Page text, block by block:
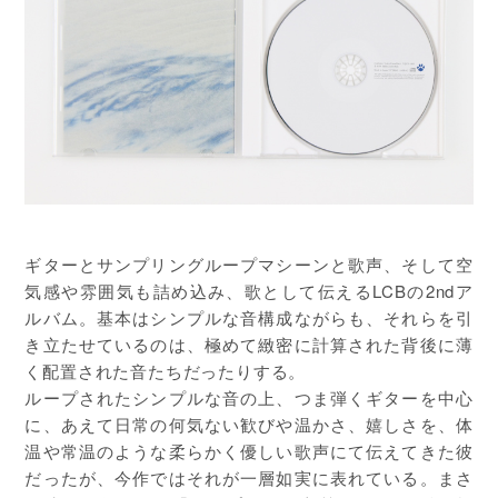
ギターとサンプリングループマシーンと歌声、そして空
気感や雰囲気も詰め込み、歌として伝えるLCBの2ndア
ルバム。基本はシンプルな音構成ながらも、それらを引
き立たせているのは、極めて緻密に計算された背後に薄
く配置された音たちだったりする。
ループされたシンプルな音の上、つま弾くギターを中心
に、あえて日常の何気ない歓びや温かさ、嬉しさを、体
温や常温のような柔らかく優しい歌声にて伝えてきた彼
だったが、今作ではそれが一層如実に表れている。まさ